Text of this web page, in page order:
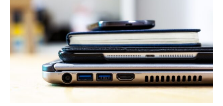
V
M
a
r
a
t
i
o
n